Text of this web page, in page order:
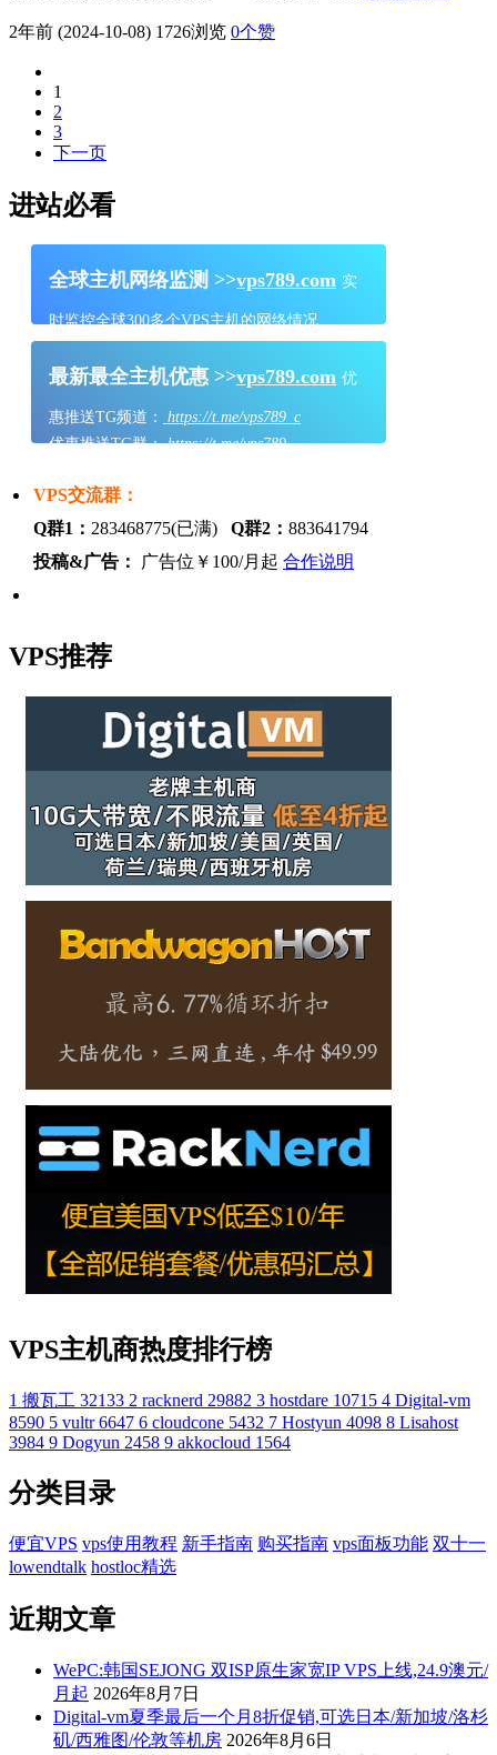
2年前 (2024-10-08) 1726浏览 0个赞
1
2
3
下一页
进站必看
全球主机网络监测 >>vps789.com 实
时监控全球300多个VPS主机的网络情况
最新最全主机优惠 >>vps789.com 优
惠推送TG频道：
https://t.me/vps789_c
优惠推送TG群：https://t.me/vps789
VPS交流群：
Q群1： 283468775(已满) Q群2： 883641794
投稿&广告： 广告位￥100/月起 合作说明
VPS推荐
VPS主机商热度排行榜
1 搬瓦工 32133 2 racknerd 29882 3 hostdare 10715 4 Digital-vm
8590 5 vultr 6647 6 cloudcone 5432 7 Hostyun 4098 8 Lisahost
3984 9 Dogyun 2458 9 akkocloud 1564
分类目录
便宜VPS vps使用教程 新手指南 购买指南 vps面板功能 双十一
lowendtalk hostloc精选
近期文章
WePC:韩国SEJONG 双ISP原生家宽IP VPS上线,24.9澳元/
月起 2026年8月7日
Digital-vm夏季最后一个月8折促销,可选日本/新加坡/洛杉
矶/西雅图/伦敦等机房 2026年8月6日